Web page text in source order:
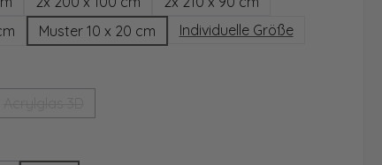
Muster 10 x 20 cm Individuelle Größe